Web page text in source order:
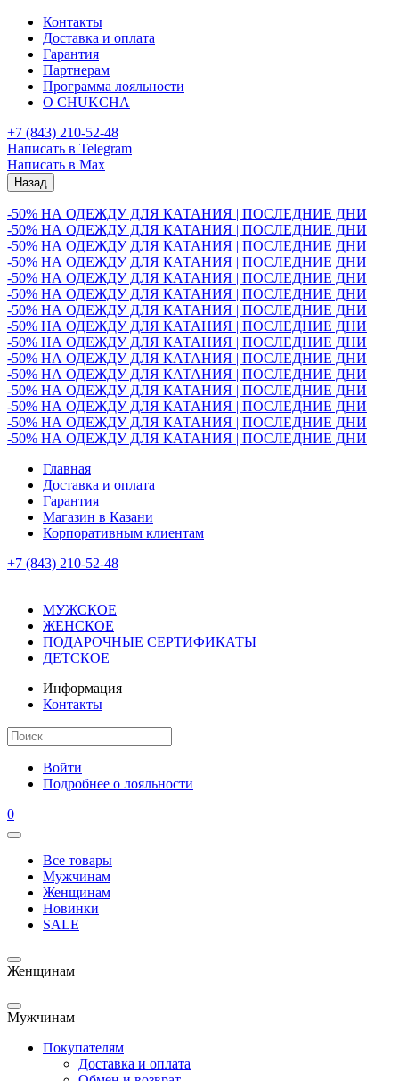
Контакты
Доставка и оплата
Гарантия
Партнерам
Программа лояльности
О CHUKCHA
+7 (843) 210-52-48
Написать в Telegram
Написать в Max
Назад
-50% НА ОДЕЖДУ ДЛЯ КАТАНИЯ | ПОСЛЕДНИЕ ДНИ
-50% НА ОДЕЖДУ ДЛЯ КАТАНИЯ | ПОСЛЕДНИЕ ДНИ
-50% НА ОДЕЖДУ ДЛЯ КАТАНИЯ | ПОСЛЕДНИЕ ДНИ
-50% НА ОДЕЖДУ ДЛЯ КАТАНИЯ | ПОСЛЕДНИЕ ДНИ
-50% НА ОДЕЖДУ ДЛЯ КАТАНИЯ | ПОСЛЕДНИЕ ДНИ
-50% НА ОДЕЖДУ ДЛЯ КАТАНИЯ | ПОСЛЕДНИЕ ДНИ
-50% НА ОДЕЖДУ ДЛЯ КАТАНИЯ | ПОСЛЕДНИЕ ДНИ
-50% НА ОДЕЖДУ ДЛЯ КАТАНИЯ | ПОСЛЕДНИЕ ДНИ
-50% НА ОДЕЖДУ ДЛЯ КАТАНИЯ | ПОСЛЕДНИЕ ДНИ
-50% НА ОДЕЖДУ ДЛЯ КАТАНИЯ | ПОСЛЕДНИЕ ДНИ
-50% НА ОДЕЖДУ ДЛЯ КАТАНИЯ | ПОСЛЕДНИЕ ДНИ
-50% НА ОДЕЖДУ ДЛЯ КАТАНИЯ | ПОСЛЕДНИЕ ДНИ
-50% НА ОДЕЖДУ ДЛЯ КАТАНИЯ | ПОСЛЕДНИЕ ДНИ
-50% НА ОДЕЖДУ ДЛЯ КАТАНИЯ | ПОСЛЕДНИЕ ДНИ
-50% НА ОДЕЖДУ ДЛЯ КАТАНИЯ | ПОСЛЕДНИЕ ДНИ
Главная
Доставка и оплата
Гарантия
Магазин в Казани
Корпоративным клиентам
+7 (843) 210-52-48
МУЖСКОЕ
ЖЕНСКОЕ
ПОДАРОЧНЫЕ СЕРТИФИКАТЫ
ДЕТСКОЕ
Информация
Контакты
Войти
Подробнее о лояльности
0
Все товары
Мужчинам
Женщинам
Новинки
SALE
Женщинам
Мужчинам
Покупателям
Доставка и оплата